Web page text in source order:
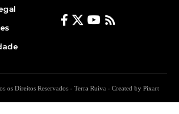
os Direitos Reservados - Terra Ruiva - Created by Pixart